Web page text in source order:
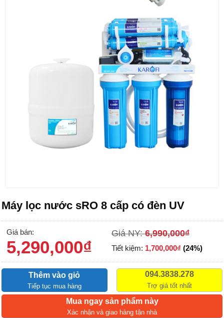
Máy lọc nước sRO 8 cấp có đèn UV
Giá bán:
5,290,000₫
Giá NY:6,990,000₫
Tiết kiệm: 1,700,000₫ (24%)
Thêm vào giỏ
Tiếp tục mua hàng
094.3838.278
Trợ giá tốt nhất
Mua ngay sản phẩm này
Xác nhận và giao hàng tận nhà